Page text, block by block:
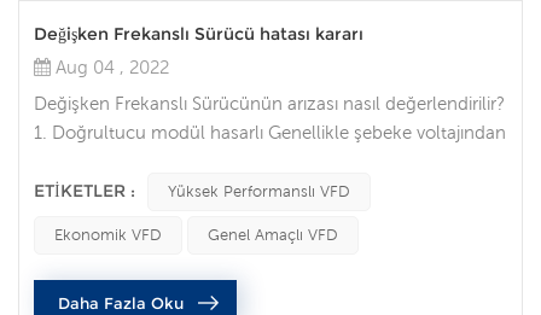
Değişken Frekanslı Sürücü hatası kararı
Aug 04 , 2022
Değişken Frekanslı Sürücünün arızası nasıl değerlendirilir?
1. Doğrultucu modül hasarlı Genellikle şebeke voltajından
giderdikten sonra doğrultucu köprüsünü değiştirin.
kirleten elektrikli kaynak makineleri ve diğer ekipmanların
olup olmadığı gibi kullanıcı şebeke koşullarını kontro...
ETIKETLER : Yüksek Performanslı VFD
Ekonomik VFD Genel Amaçlı VFD
Daha Fazla Oku